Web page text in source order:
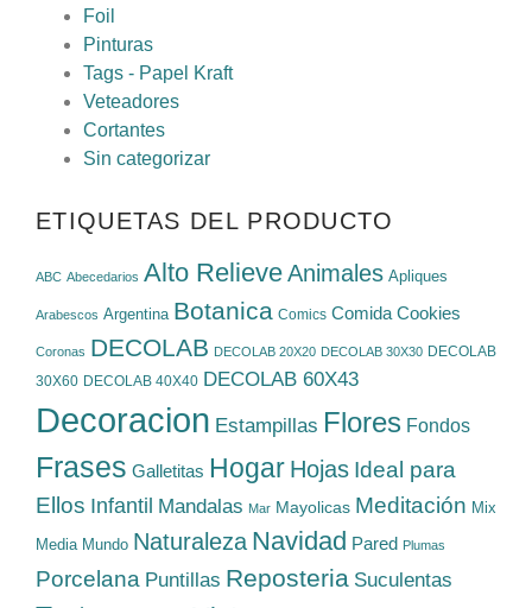
Foil
Pinturas
Tags - Papel Kraft
Veteadores
Cortantes
Sin categorizar
ETIQUETAS DEL PRODUCTO
ABC Abecedarios Alto RelieveAnimales Apliques
Arabescos Argentina Botanica Comics Comida Cookies
Coronas DECOLAB DECOLAB 20X20 DECOLAB 30X30 DECOLAB
30X60 DECOLAB 40X40 DECOLAB 60X43
Decoracion Estampillas Flores Fondos
Frases Galletitas Hogar Hojas Ideal para
Ellos Infantil Mandalas Mar Mayolicas Meditación Mix
Media Mundo Naturaleza Navidad Pared Plumas
Porcelana Puntillas Reposteria Suculentas